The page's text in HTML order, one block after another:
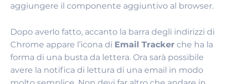
aggiungere il componente aggiuntivo al browser.
Dopo averlo fatto, accanto la barra degli indirizzi di
Chrome appare l’icona di Email Tracker che ha la
forma di una busta da lettera. Ora sarà possibile
avere la notifica di lettura di una email in modo